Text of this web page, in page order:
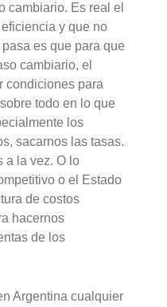
cambiario. Es real el
y que no
es que para que
cambiario, el
condiciones para
todo en lo que
los
sacarnos las tasas.
a la vez. O lo
o el Estado
de costos
hacernos
de los
Argentina cualquier